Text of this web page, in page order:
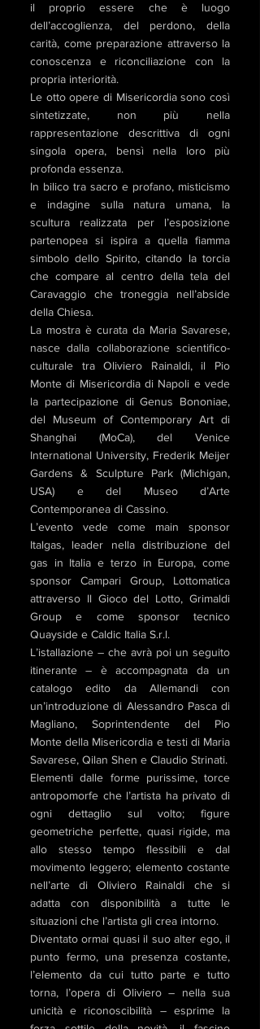
il proprio essere che è luogo
dell’accoglienza, del perdono, della
carità, come preparazione attraverso la
conoscenza e riconciliazione con la
propria interiorità.
Le otto opere di Misericordia sono così
sintetizzate, non più nella
rappresentazione descrittiva di ogni
singola opera, bensì nella loro più
profonda essenza.
In bilico tra sacro e profano, misticismo
e indagine sulla natura umana, la
scultura realizzata per l’esposizione
partenopea si ispira a quella fiamma
simbolo dello Spirito, citando la torcia
che compare al centro della tela del
Caravaggio che troneggia nell’abside
della Chiesa.
La mostra è curata da Maria Savarese,
nasce dalla collaborazione scientifico-
culturale tra Oliviero Rainaldi, il Pio
Monte di Misericordia di Napoli e vede
la partecipazione di Genus Bononiae,
del Museum of Contemporary Art di
Shanghai (MoCa), del Venice
International University, Frederik Meijer
Gardens & Sculpture Park (Michigan,
USA) e del Museo d’Arte
Contemporanea di Cassino.
L’evento vede come main sponsor
Italgas, leader nella distribuzione del
gas in Italia e terzo in Europa, come
sponsor Campari Group, Lottomatica
attraverso Il Gioco del Lotto, Grimaldi
Group e come sponsor tecnico
Quayside e Caldic Italia S.r.l.
L’istallazione – che avrà poi un seguito
itinerante – è accompagnata da un
catalogo edito da Allemandi con
un’introduzione di Alessandro Pasca di
Magliano, Soprintendente del Pio
Monte della Misericordia e testi di Maria
Savarese, Qilan Shen e Claudio Strinati.
Elementi dalle forme purissime, torce
antropomorfe che l’artista ha privato di
ogni dettaglio sul volto; figure
geometriche perfette, quasi rigide, ma
allo stesso tempo flessibili e dal
movimento leggero; elemento costante
nell’arte di Oliviero Rainaldi che si
adatta con disponibilità a tutte le
situazioni che l’artista gli crea intorno.
Diventato ormai quasi il suo alter ego, il
punto fermo, una presenza costante,
l’elemento da cui tutto parte e tutto
torna, l’opera di Oliviero – nella sua
unicità e riconoscibilità – esprime la